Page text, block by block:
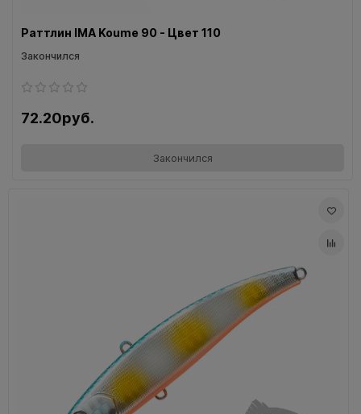
Раттлин IMA Koume 90 - Цвет 110
Закончился
72.20руб.
Закончился